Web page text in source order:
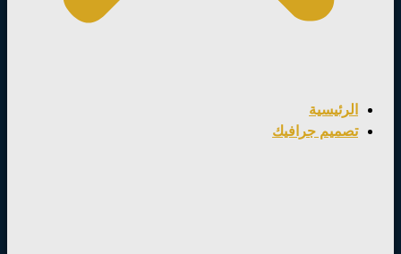
الرئيسية
تصميم جرافيك